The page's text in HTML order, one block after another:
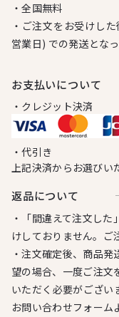
・全国無料
・ご注文をお受けし
営業日) での発送となっ
お⽀払いについて
・クレジット決済
・代引き
上記決済からお選びい
返品について
・「間違えて注文し
けしておりません。ご
・注文確定後、商品
望の場合、一度ご注文
いただく必要がござい
お問い合わせフォー